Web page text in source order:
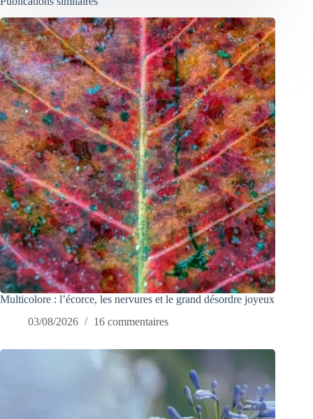
Multicolore : l’écorce, les nervures et le grand désordre joyeux
03/08/2026
16 commentaires